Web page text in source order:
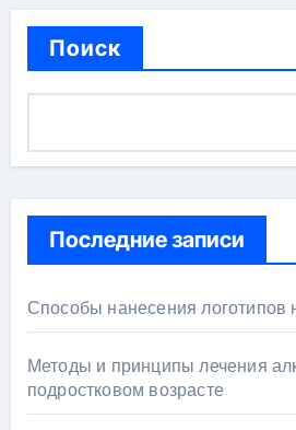
Поиск
Последние записи
Способы нанесения логотипов
Методы и принципы лечения
подростковом возрасте